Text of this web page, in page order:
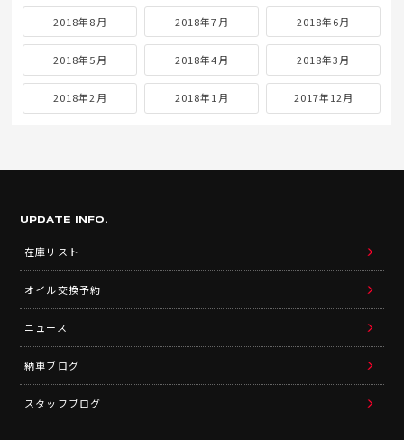
2018年8月 2018年7月 2018年6月
2018年5月 2018年4月 2018年3月
2018年2月 2018年1月 2017年12月
UPDATE INFO.
在庫リスト
オイル交換予約
ニュース
納車ブログ
スタッフブログ